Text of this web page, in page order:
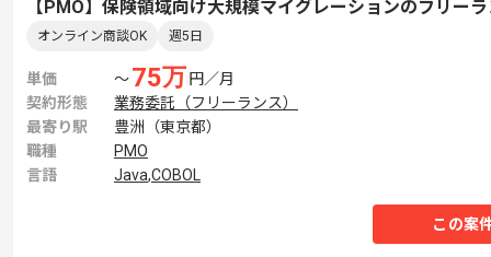
【PMO】保険領域向け大規模マイグレーションのフリー
オンライン商談OK 週5日
単価 〜75万 円／月
契約形態
業務委託（フリーランス）
最寄り駅
豊洲（東京都）
職種
PMO
言語
Java,COBOL
この案